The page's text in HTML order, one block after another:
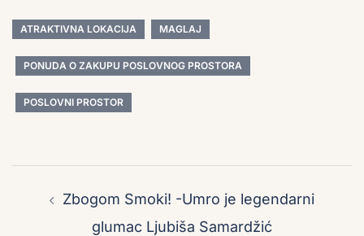
ATRAKTIVNA LOKACIJA MAGLAJ
PONUDA O ZAKUPU POSLOVNOG PROSTORA
POSLOVNI PROSTOR
navigation
Zbogom Smoki! -Umro je legendarni
glumac Ljubiša Samardžić